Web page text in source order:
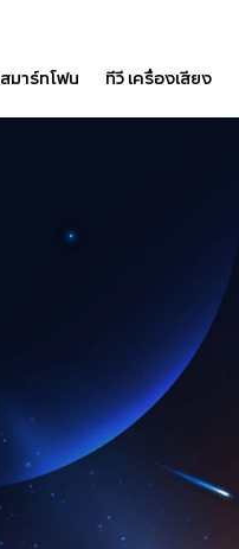
สมาร์ทโฟน ทีวี เครื่องเสียง